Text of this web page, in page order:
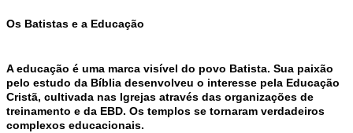
Os Batistas e a Educação
A educação é uma marca visível do povo Batista. Sua paixão
pelo estudo da Bíblia desenvolveu o interesse pela Educação
Cristã, cultivada nas Igrejas através das organizações de
treinamento e da EBD. Os templos se tornaram verdadeiros
complexos educacionais.